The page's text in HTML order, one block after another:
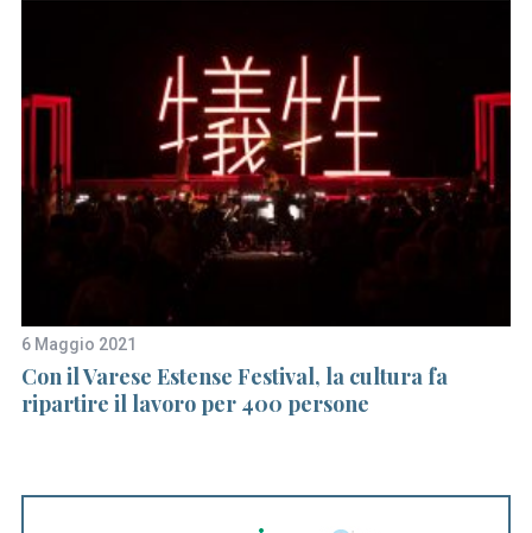
6 Maggio 2021
Con il Varese Estense Festival, la cultura fa
ripartire il lavoro per 400 persone